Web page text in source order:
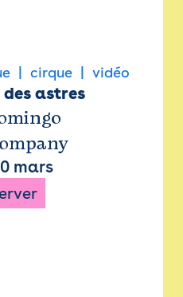
cirque vidéo
des astres
mars